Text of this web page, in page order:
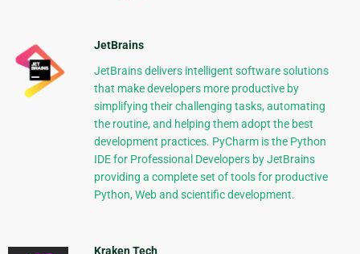
JetBrains
JetBrains delivers intelligent software solutions
that make developers more productive by
simplifying their challenging tasks, automating
the routine, and helping them adopt the best
development practices. PyCharm is the Python
IDE for Professional Developers by JetBrains
providing a complete set of tools for productive
Python, Web and scientific development.
Kraken Tech